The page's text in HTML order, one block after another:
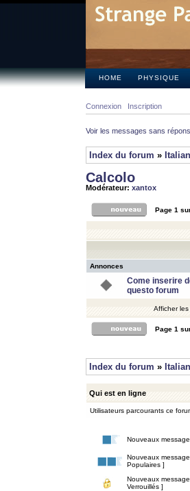
HOME PHYSIQUE
Connexion Inscription
Voir les messages sans
Index du forum »
Calcolo
Modérateur: xantox
Page 1
Annonces
Come inserire
questo forum
Afficher
Page 1
Index du forum »
Qui est en ligne
Utilisateurs parcourants ce
Nouveaux
Nouveaux
Populaires ]
Nouveaux
Verrouillés ]